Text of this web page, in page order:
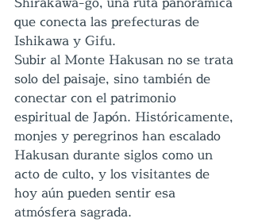
que conecta las prefecturas de
Ishikawa y Gifu.
Subir al Monte Hakusan no se trata
solo del paisaje, sino también de
conectar con el patrimonio
espiritual de Japón. Históricamente,
monjes y peregrinos han escalado
Hakusan durante siglos como un
acto de culto, y los visitantes de
hoy aún pueden sentir esa
atmósfera sagrada.